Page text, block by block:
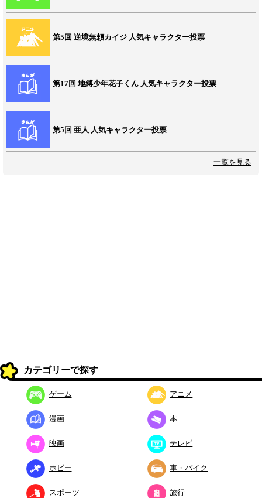
第5回 逆境無頼カイジ 人気キャラクター投票
第17回 地縛少年花子くん 人気キャラクター投票
第5回 亜人 人気キャラクター投票
一覧を見る
カテゴリーで探す
ゲーム アニメ
漫画 本
映画 テレビ
ホビー 車・バイク
スポーツ 旅行